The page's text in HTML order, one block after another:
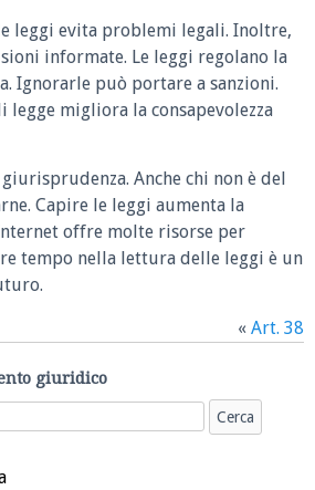
leggi evita problemi legali. Inoltre,
informate. Le leggi regolano la
Ignorarle può portare a sanzioni.
migliora la consapevolezza
Anche chi non è del
Capire le leggi aumenta la
offre molte risorse per
tempo nella lettura delle leggi è un
« Art. 38
giuridico